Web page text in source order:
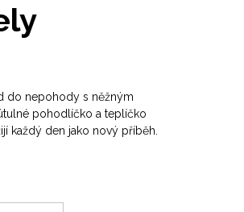
do nepohody s něžným
pohodlíčko a teplíčko
každý den jako nový příběh.